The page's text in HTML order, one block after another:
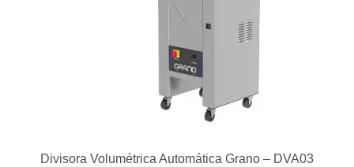
Divisora Volumétrica Automática Grano – DVA03